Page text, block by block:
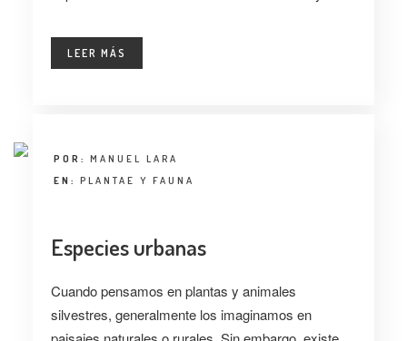
LEER MÁS
POR: MANUEL LARA
EN: PLANTAE Y FAUNA
Especies urbanas
Cuando pensamos en plantas y animales
silvestres, generalmente los imaginamos en